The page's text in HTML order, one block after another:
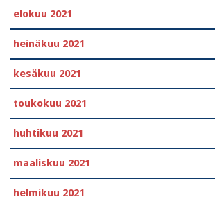
elokuu 2021
heinäkuu 2021
kesäkuu 2021
toukokuu 2021
huhtikuu 2021
maaliskuu 2021
helmikuu 2021